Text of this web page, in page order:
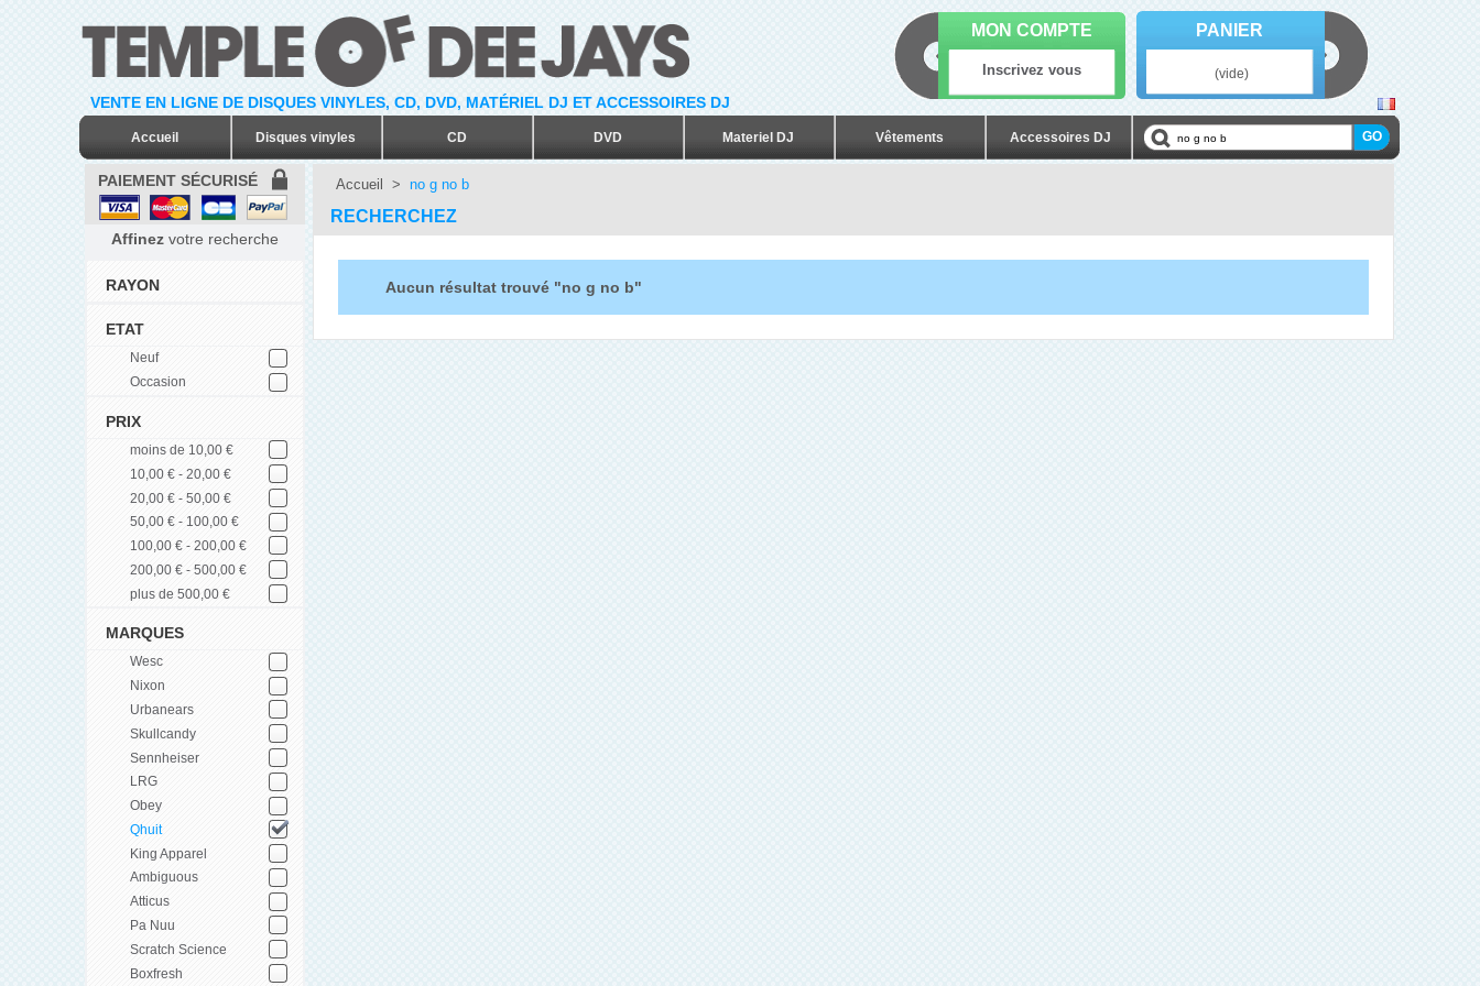
VENTE EN LIGNE DE DISQUES VINYLES, CD, DVD, MATÉRIEL DJ ET ACCESSOIRES DJ
Accueil Disques vinyles CD DVD Materiel DJ Vêtements Accessoires DJ
MON COMPTE
Inscrivez vous
PANIER
(vide)
PAIEMENT SÉCURISÉ
Affinez votre recherche
RAYON
ETAT
Neuf
Occasion
PRIX
moins de 10,00 €
10,00 € - 20,00 €
20,00 € - 50,00 €
50,00 € - 100,00 €
100,00 € - 200,00 €
200,00 € - 500,00 €
plus de 500,00 €
MARQUES
Wesc
Nixon
Urbanears
Skullcandy
Sennheiser
LRG
Obey
Qhuit
King Apparel
Ambiguous
Atticus
Pa Nuu
Scratch Science
Boxfresh
Accueil > no g no b
RECHERCHEZ
Aucun résultat trouvé "no g no b"